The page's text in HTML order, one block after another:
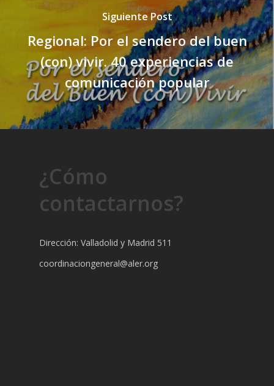
Siguiente Post
Regional: Por el sendero del buen
(con) vivir. 40 experiencias de
comunicación popular
¿Cómo
contactarnos?
Dirección: Valladolid y Madrid 511
coordinaciongeneral@aler.org